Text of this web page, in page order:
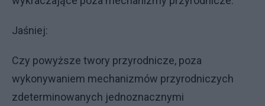
Jaśniej:
Czy powyższe twory przyrodnicze, poza
wykonywaniem mechanizmów przyrodniczych
zdeterminowanych jednoznacznymi